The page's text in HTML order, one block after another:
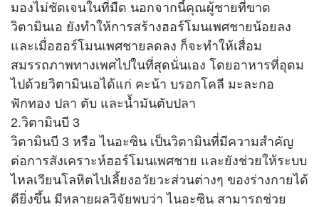
มองไม่ชัดเจนในที่มืด นอกจากนี้คุณผู้ชายที่ขาด
วิตามินเอ ยังทำให้การสร้างฮอร์โมนเพศชายน้อยลง
และเมื่อฮอร์โมนเพศชายลดลง ก็จะทำให้เสื่อม
สมรรถภาพทางเพศไปในที่สุดนั่นเอง โดยอาหารที่อุดม
ไปด้วยวิตามินเอได้แก่ คะน้า บรอกโคลี มะละกอ
ฟักทอง ปลา ตับ และน้ำมันตับปลา
2.วิตามินบี 3
วิตามินบี 3 หรือ ไนอะซิน เป็นวิตามินที่มีความสำคัญ
ต่อการสังเคราะห์ฮอร์โมนเพศชาย และยังช่วยให้ระบบ
ไหลเวียนโลหิตไปเลี้ยงอวัยวะส่วนต่างๆ ของร่างกายได้
ดียิ่งขึ้น มีหลายผลวิจัยพบว่า ไนอะซิน สามารถช่วย